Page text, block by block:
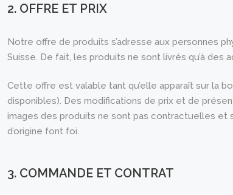
2. OFFRE ET PRIX
Notre offre de produits s’adresse aux personnes
Suisse. De fait, les produits ne sont livrés qu’à des
Cette offre est valable tant qu’elle apparaît sur la
disponibles). Des modifications de prix et de
images des produits ne sont pas contractuelles et
d’origine font foi.
3. COMMANDE ET CONTRAT